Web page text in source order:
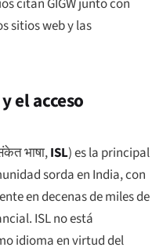
citan GIGW junto con
sitios web y las
el acceso
भाषा,ISL) es la principal
sorda en India, con
en decenas de miles de
ISL no está
idioma en virtud del